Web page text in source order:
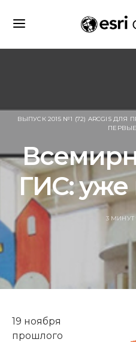
ВЫПУСК 2015 №1 (72) ARCGIS
ГИС: уже
3 МИНУТ
19 ноября
прошлого